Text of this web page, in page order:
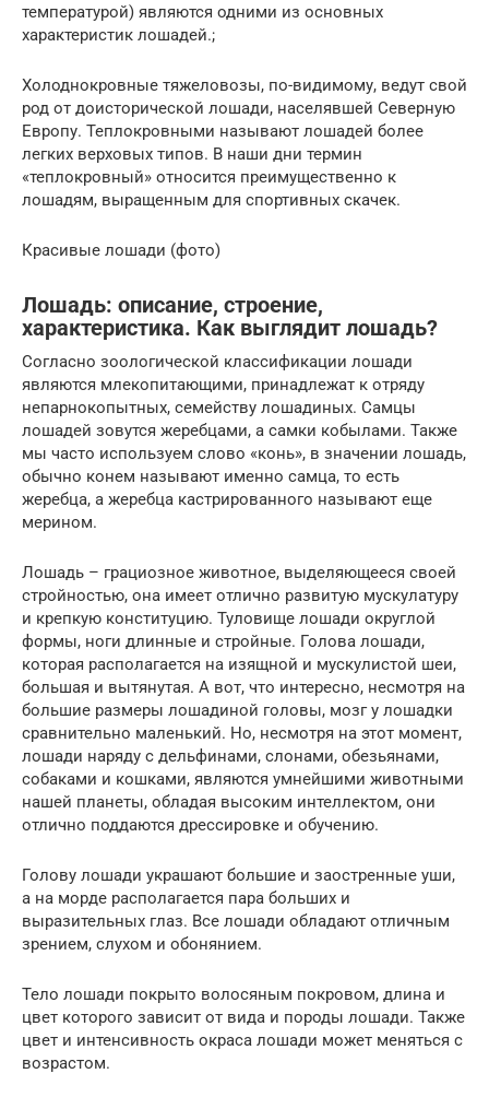
температурой) являются одними из основных
характеристик лошадей.;
Холоднокровные тяжеловозы, по-видимому, ведут свой
род от доисторической лошади, населявшей Северную
Европу. Теплокровными называют лошадей более
легких верховых типов. В наши дни термин
«теплокровный» относится преимущественно к
лошадям, выращенным для спортивных скачек.
Красивые лошади (фото)
Лошадь: описание, строение,
характеристика. Как выглядит лошадь?
Согласно зоологической классификации лошади
являются млекопитающими, принадлежат к отряду
непарнокопытных, семейству лошадиных. Самцы
лошадей зовутся жеребцами, а самки кобылами. Также
мы часто используем слово «конь», в значении лошадь,
обычно конем называют именно самца, то есть
жеребца, а жеребца кастрированного называют еще
мерином.
Лошадь – грациозное животное, выделяющееся своей
стройностью, она имеет отлично развитую мускулатуру
и крепкую конституцию. Туловище лошади округлой
формы, ноги длинные и стройные. Голова лошади,
которая располагается на изящной и мускулистой шеи,
большая и вытянутая. А вот, что интересно, несмотря на
большие размеры лошадиной головы, мозг у лошадки
сравнительно маленький. Но, несмотря на этот момент,
лошади наряду с дельфинами, слонами, обезьянами,
собаками и кошками, являются умнейшими животными
нашей планеты, обладая высоким интеллектом, они
отлично поддаются дрессировке и обучению.
Голову лошади украшают большие и заостренные уши,
а на морде располагается пара больших и
выразительных глаз. Все лошади обладают отличным
зрением, слухом и обонянием.
Тело лошади покрыто волосяным покровом, длина и
цвет которого зависит от вида и породы лошади. Также
цвет и интенсивность окраса лошади может меняться с
возрастом.